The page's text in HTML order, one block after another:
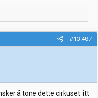
#13.487
å tone dette cirkuset litt